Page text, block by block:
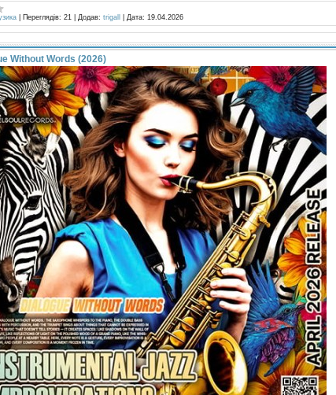
Переглядів: 21 Додав: trigall Дата: 19.04.2026
Without Words (2026)